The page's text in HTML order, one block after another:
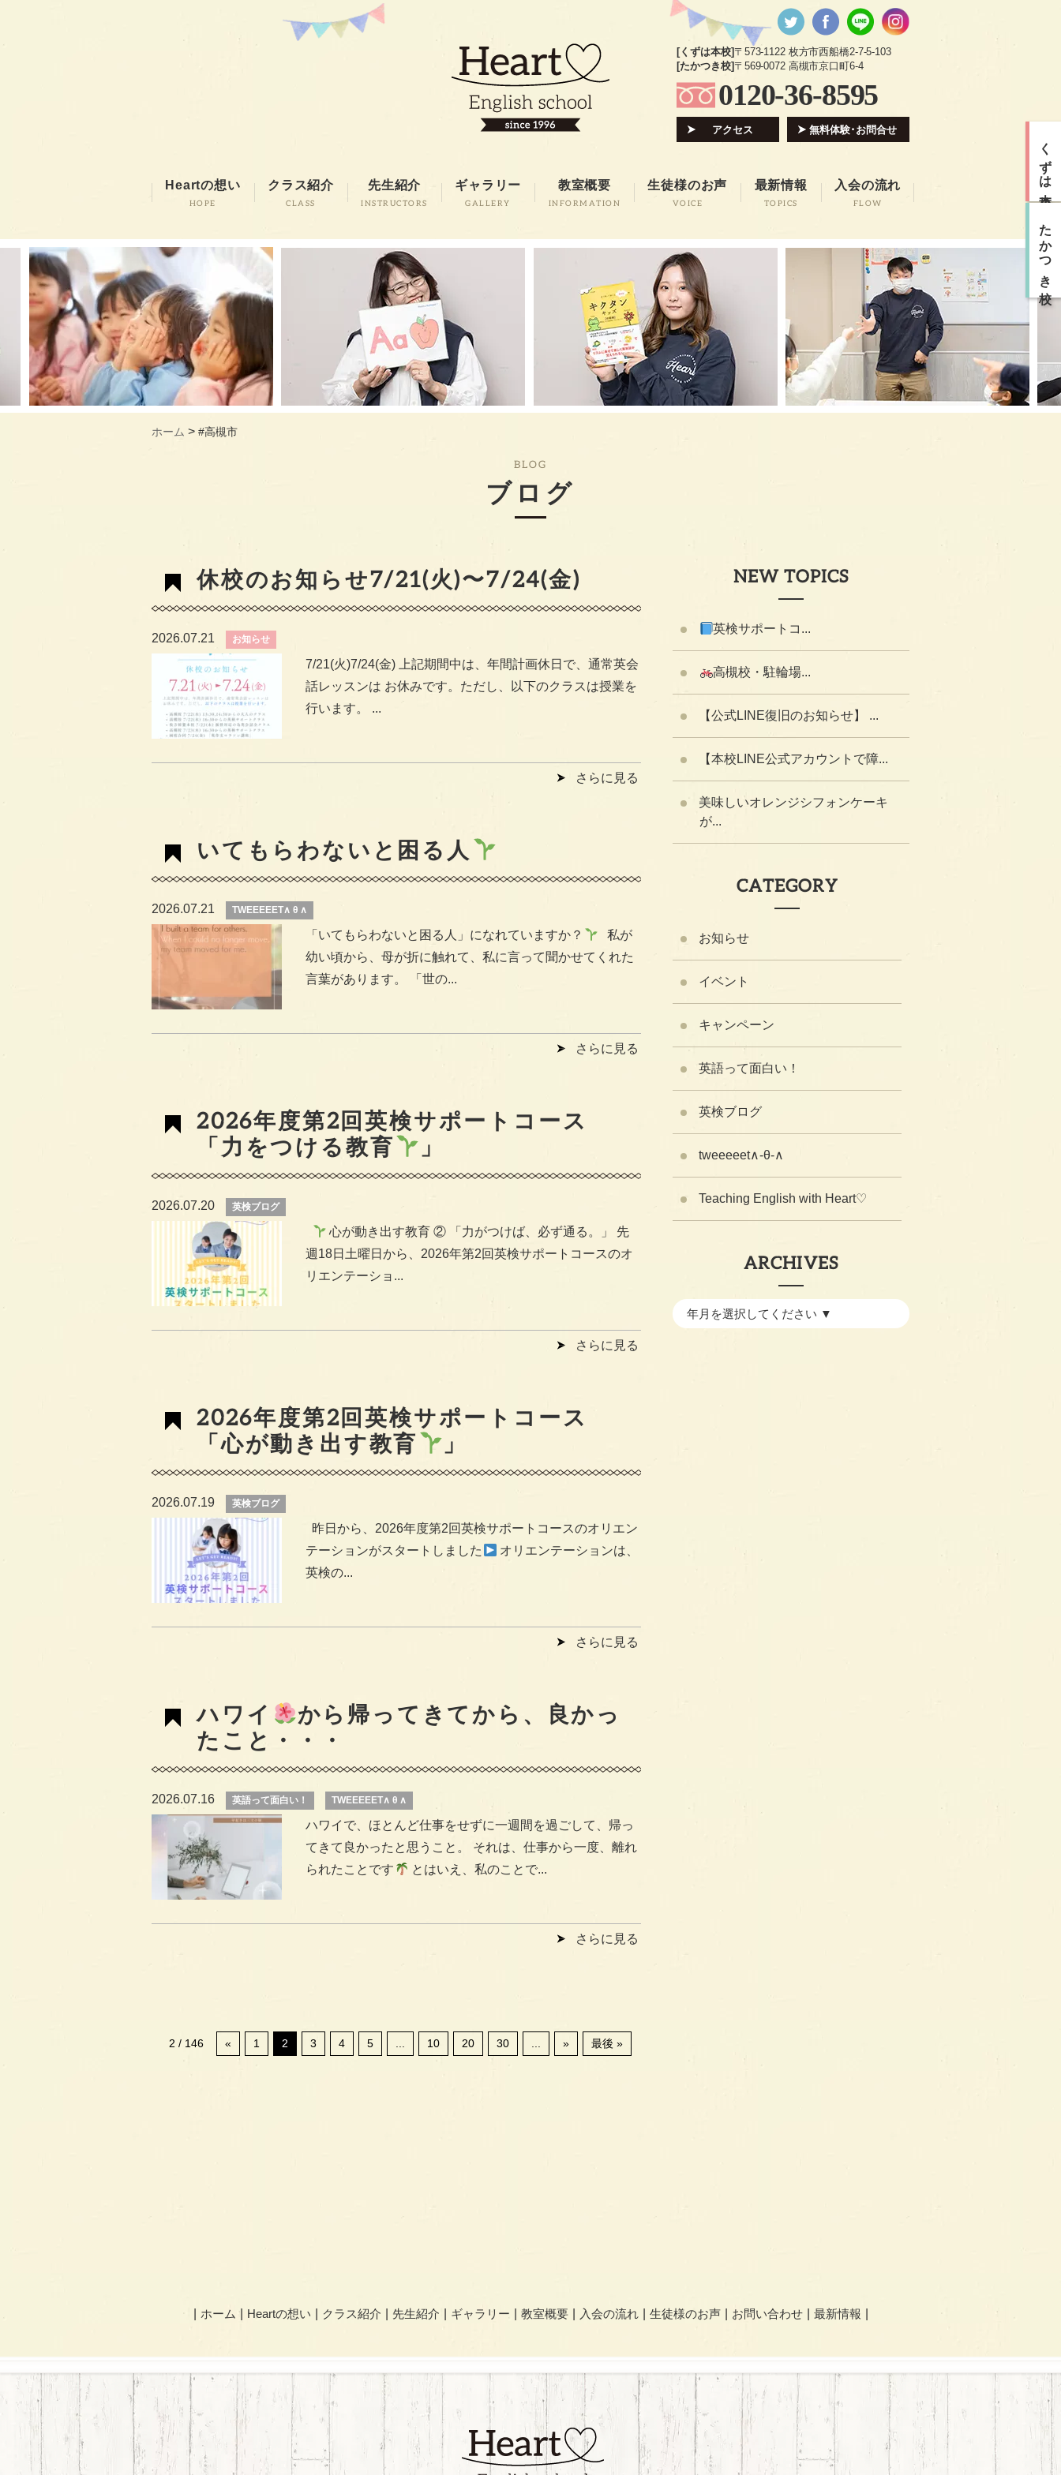
[くずは本校]〒573-1122 枚方市西船橋2-7-5-103
[たかつき校]〒569-0072 高槻市京口町6-4
0120-36-8595
アクセス 無料体験･お問合せ
Heartの想い
HOPE
クラス紹介
CLASS
先生紹介
INSTRUCTORS
ギャラリー
GALLERY
教室概要
INFORMATION
生徒様のお声
VOICE
最新情報
TOPICS
入会の流れ
FLOW
ホーム > #高槻市
BLOG
ブログ
休校のお知らせ7/21(火)〜7/24(金)
2026.07.21 お知らせ
7/21(火)7/24(金) 上記期間中は、年間計画休日で、通常英会
話レッスンは お休みです。ただし、以下のクラスは授業を
行います。 ...
さらに見る
いてもらわないと困る人
2026.07.21 TWEEEEET∧ θ ∧
「いてもらわないと困る人」になれていますか？
私が
幼い頃から、母が折に触れて、私に言って聞かせてくれた
言葉があります。 「世の...
さらに見る
2026年度第2回英検サポートコース
「力をつける教育
」
2026.07.20 英検ブログ
心が動き出す教育 ② 「力がつけば、必ず通る。」 先
週18日土曜日から、2026年第2回英検サポートコースのオ
リエンテーショ...
さらに見る
2026年度第2回英検サポートコース
「心が動き出す教育
」
2026.07.19 英検ブログ
昨日から、2026年度第2回英検サポートコースのオリエン
テーションがスタートしました
オリエンテーションは、
英検の...
さらに見る
ハワイ
から帰ってきてから、良かっ
たこと・・・
2026.07.16 英語って面白い！ TWEEEEET∧ θ ∧
ハワイで、ほとんど仕事をせずに一週間を過ごして、帰っ
てきて良かったと思うこと。 それは、仕事から一度、離れ
られたことです
とはいえ、私のことで...
さらに見る
2 / 146 « 1 2 3 4 5 10 20 30 » 最後 »
NEW TOPICS
英検サポートコ...
高槻校・駐輪場...
【公式LINE復旧のお知らせ】 ...
【本校LINE公式アカウントで障...
美味しいオレンジシフォンケーキ
が...
CATEGORY
お知らせ
イベント
キャンペーン
英語って面白い！
英検ブログ
tweeeeet∧-θ-∧
Teaching English with Heart♡
ARCHIVES
ホーム Heartの想い クラス紹介 先生紹介 ギャラリー 教室概要 入会の流れ 生徒様のお声 お問い合わせ 最新情報
くずは本校
たかつき校